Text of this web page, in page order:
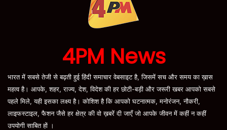
4PM News
भारत में सबसे तेजी से बढ़ती हुई हिंदी समाचार वेबसाइट है, जिसमें सच और समय का ख़ास
महत्व है। आपके, शहर, राज्य, देश, विदेश की हर छोटी-बड़ी और जरूरी खबर आपको सबसे
पहले मिले, यही इसका लक्ष्य है। कोशिश है कि आपको घटनात्मक, मनोरंजन, नौकरी,
लाइफस्टाइल, फैशन जैसे हर क्षेत्र की वो ख़बरें दी जाएँ जो आपके जीवन में कहीं न कहीं
उपयोगी साबित हों ।